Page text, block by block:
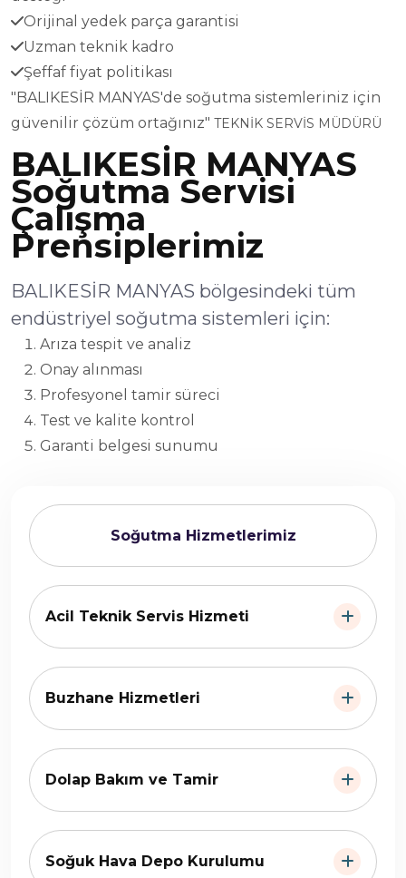
Soğutma Hizmetlerimiz
Acil Teknik Servis Hizmeti
Buzhane Hizmetleri
Dolap Bakım ve Tamir
Soğuk Hava Depo Kurulumu
Orijinal yedek parça garantisi
Uzman teknik kadro
Şeffaf fiyat politikası
"BALIKESİR MANYAS'de soğutma sistemleriniz için
güvenilir çözüm ortağınız" TEKNİK SERVİS MÜDÜRÜ
BALIKESİR MANYAS
Soğutma Servisi
Çalışma
Prensiplerimiz
BALIKESİR MANYAS bölgesindeki tüm
endüstriyel soğutma sistemleri için:
Arıza tespit ve analiz
Onay alınması
Profesyonel tamir süreci
Test ve kalite kontrol
Garanti belgesi sunumu